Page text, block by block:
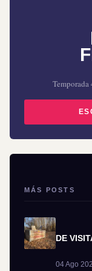
MÁS POSTS
DE
04 Ago